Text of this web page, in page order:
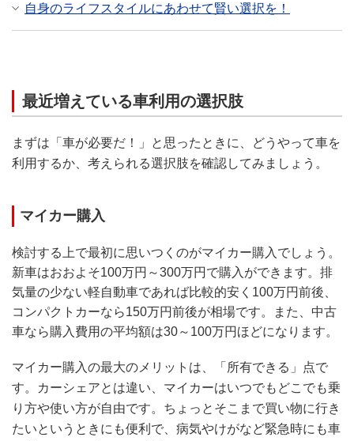
自身のライフスタイルにあわせて賢い選択を！
最近増えている車利用の選択肢
まずは「車が必要だ！」と思ったときに、どうやって車を
利用するか、考えられる選択肢を確認してみましょう。
マイカー購入
検討する上で最初に思いつくのがマイカー購入でしょう。
新車はおおよそ100万円～300万円で購入ができます。排
気量の少ない軽自動車であれば比較的安く100万円前後、
コンパクトカーなら150万円前後が相場です。また、中古
車なら購入費用の平均額は30～100万円ほどになります。
マイカー購入の最大のメリットは、「所有できる」点で
す。カーシェアとは違い、マイカーはいつでもどこでも乗
り方や使い方が自由です。ちょっとそこまで買い物に行き
たいというときにも便利で、病気やけがなど緊急時にも車